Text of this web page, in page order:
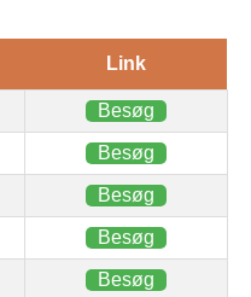
Link
Besøg
Besøg
Besøg
Besøg
Besøg